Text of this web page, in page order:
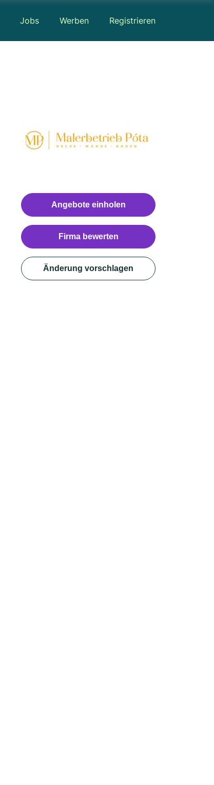
Jobs Werben Registrieren
Angebote einholen
Firma bewerten
Änderung vorschlagen